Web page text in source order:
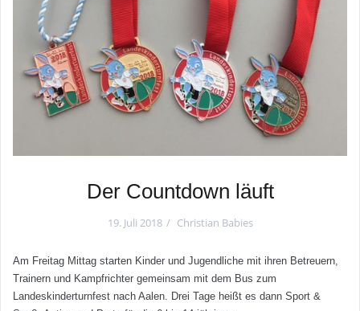
Der Countdown läuft
19. Juli 2018 Christian Babies
Am Freitag Mittag starten Kinder und Jugendliche mit ihren Betreuern,
Trainern und Kampfrichter gemeinsam mit dem Bus zum
Landeskinderturnfest nach Aalen. Drei Tage heißt es dann Sport &